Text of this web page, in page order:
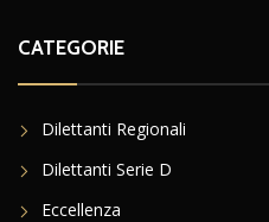
CATEGORIE
Dilettanti Regionali
Dilettanti Serie D
Eccellenza